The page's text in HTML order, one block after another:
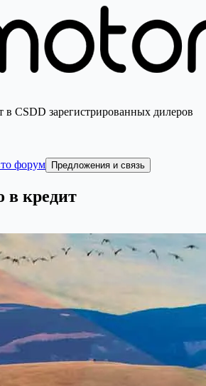
в CSDD зарегистрированных дилеров
форум Предложения и связь
в кредит